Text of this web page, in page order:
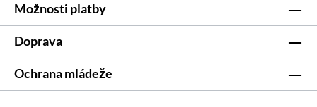
Možnosti platby
Doprava
Ochrana mládeže